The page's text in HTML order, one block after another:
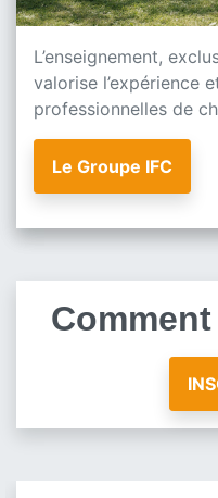
L’enseignement,
valorise l’expérience
professionnelles de
Le Groupe IFC